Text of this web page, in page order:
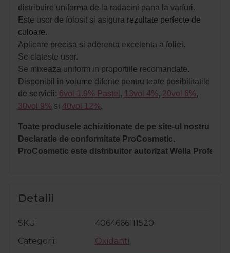
distribuire uniforma de la radacini pana la varfuri.
Este usor de folosit si asigura rezultate perfecte de
culoare.
Aplicare precisa si aderenta excelenta a foliei.
Se clateste usor.
Se mixeaza uniform in proportiile recomandate.
Disponibil in volume diferite pentru toate posibilitatile
de servicii: 6vol 1.9% Pastel , 13vol 4%, 20vol 6%,
30vol 9% si 40vol 12%.
Toate produsele achizitionate de pe site-ul nostru
Declaratie de conformitate ProCosmetic.
ProCosmetic este distribuitor autorizat Wella
Detalii
SKU
4064666111520
Categorii
Oxidanti